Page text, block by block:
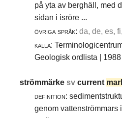
på yta av berghäll, med
sidan i isröre ...
övriga språk: da, de, es,
källa:
Geologisk ordlista | 1988
strömmärkesvcurrent
definition:
genom vattenströmmars